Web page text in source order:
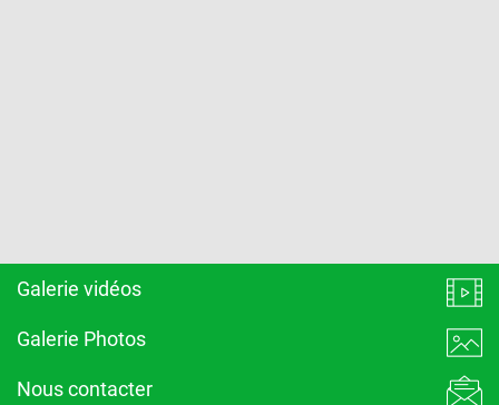
Galerie vidéos
Galerie Photos
Nous contacter